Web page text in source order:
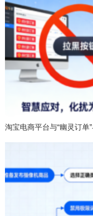
淘宝电商平台与“幽灵订